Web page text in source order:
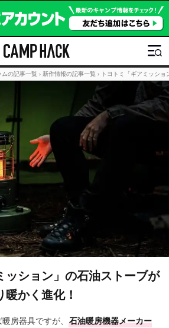
ムの記事一覧 › 新作情報の記事一覧 › トヨトミ「ギアミッシ
ッション」の石油ストーブが
かく進化！
房器具ですが、 石油暖房機器メーカー